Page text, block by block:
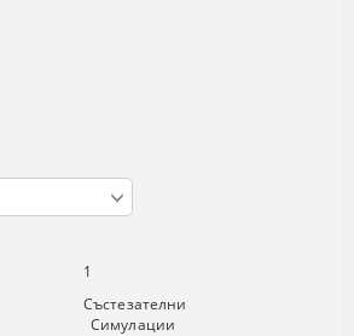
1
Състезателни
Симулации